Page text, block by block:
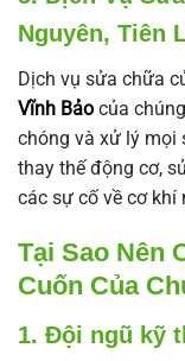
Nguyên, Tiên
Dịch vụ sửa chữa
Vĩnh Bảo của
chóng và xử lý mọi
thay thế động cơ,
các sự cố về cơ khí
Tại Sao Nên
Cuốn Của
1. Đội ngũ kỹ